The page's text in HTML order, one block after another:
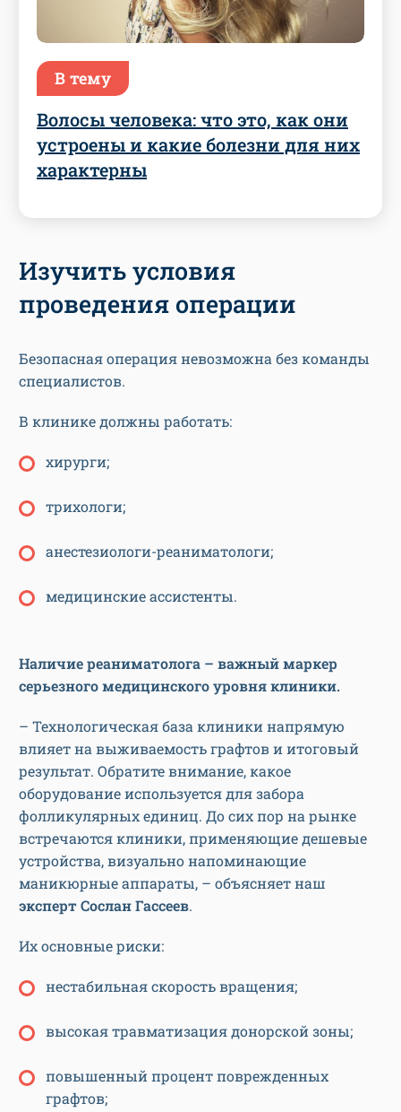
В тему
Волосы человека: что это, как они
устроены и какие болезни для них
характерны
Изучить условия
проведения операции
Безопасная операция невозможна без команды
специалистов.
В клинике должны работать:
хирурги;
трихологи;
анестезиологи-реаниматологи;
медицинские ассистенты.
Наличие реаниматолога – важный маркер
серьезного медицинского уровня клиники.
– Технологическая база клиники напрямую
влияет на выживаемость графтов и итоговый
результат. Обратите внимание, какое
оборудование используется для забора
фолликулярных единиц. До сих пор на рынке
встречаются клиники, применяющие дешевые
устройства, визуально напоминающие
маникюрные аппараты, – объясняет наш
экспертСослан Гассеев.
Их основные риски:
нестабильная скорость вращения;
высокая травматизация донорской зоны;
повышенный процент поврежденных
графтов;